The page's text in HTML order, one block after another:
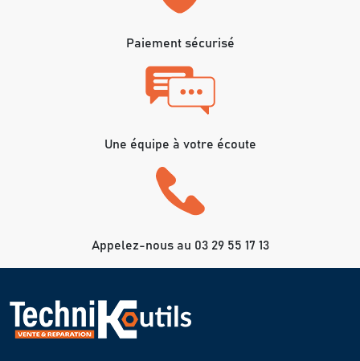
Paiement sécurisé
Une équipe à votre écoute
Appelez-nous au 03 29 55 17 13